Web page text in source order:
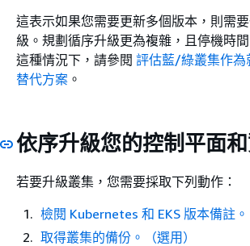
這表示如果您需要更新多個版本，則需
級。規劃循序升級更為複雜，且停機時
這種情況下，請參閱 評估藍/綠叢集作為
替代方案 。
依序升級您的控制平面
若要升級叢集，您需要採取下列動作：
檢閱 Kubernetes 和 EKS 版本備註。
取得叢集的備份。（選用）